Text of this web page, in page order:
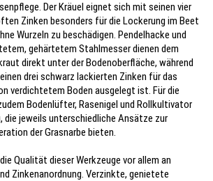
Der Kräuel eignet sich mit seinen vier
Zinken besonders für die Lockerung im Beet
Wurzeln zu beschädigen. Pendelhacke und
gehärtetem Stahlmesser dienen dem
direkt unter der Bodenoberfläche, während
drei schwarz lackierten Zinken für das
verdichtetem Boden ausgelegt ist. Für die
Bodenlüfter, Rasenigel und Rollkultivator
die jeweils unterschiedliche Ansätze zur
der Grasnarbe bieten.
Qualität dieser Werkzeuge vor allem an
Zinkenanordnung. Verzinkte, genietete